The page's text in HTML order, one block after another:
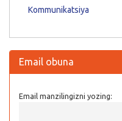
Kommunikatsiya
Email obuna
Email manzilingizni yozing: